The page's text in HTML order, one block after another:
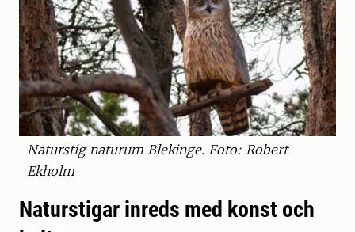
Naturstig naturum Blekinge. Foto: Robert
Ekholm
Naturstigar inreds med konst och